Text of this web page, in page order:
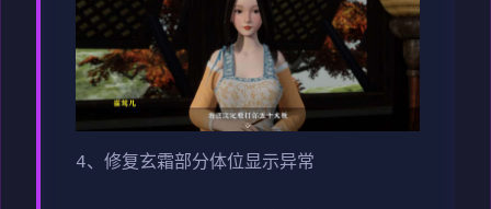
4、修复玄霜部分体位显示异常